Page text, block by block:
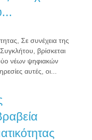
Σε συνέχεια της
βρίσκεται
νέων ψηφιακών
αυτές, οι...